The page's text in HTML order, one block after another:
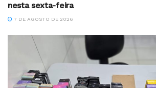
nesta sexta-feira
7 DE AGOSTO DE 2026